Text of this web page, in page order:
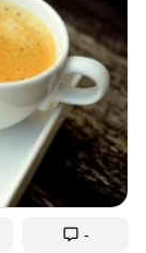
trop peu,
ce pays
bal. Tout est
fait pour que les
arbres.
-